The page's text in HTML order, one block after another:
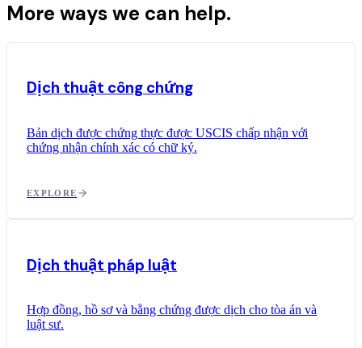
More ways we can help.
Dịch thuật công chứng
Bản dịch được chứng thực được USCIS chấp nhận với
chứng nhận chính xác có chữ ký.
EXPLORE
Dịch thuật pháp luật
Hợp đồng, hồ sơ và bằng chứng được dịch cho tòa án và
luật sư.